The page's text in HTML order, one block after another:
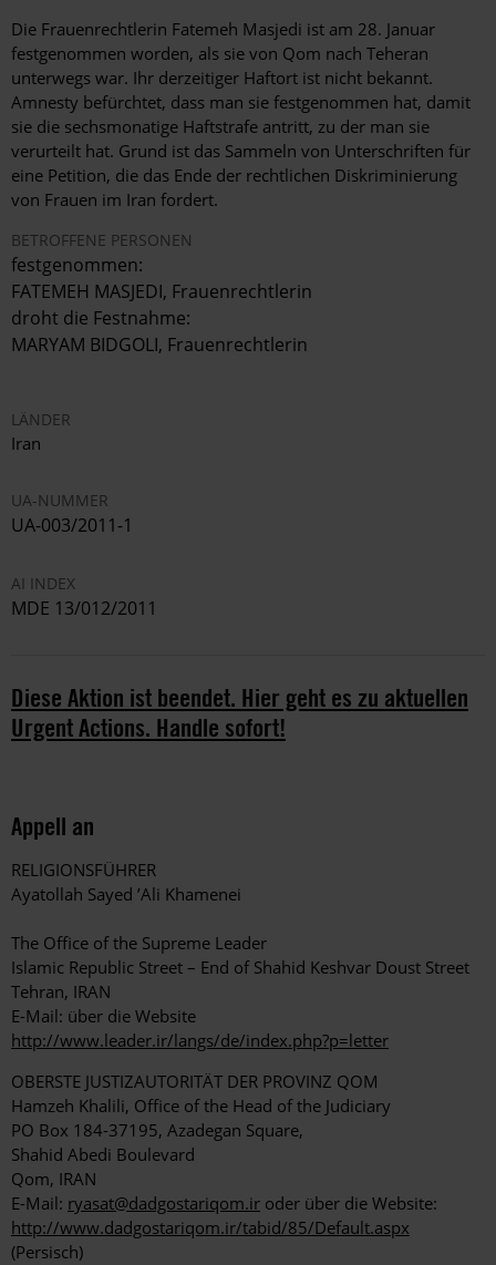
Die Frauenrechtlerin Fatemeh Masjedi ist am 28. Januar
festgenommen worden, als sie von Qom nach Teheran
unterwegs war. Ihr derzeitiger Haftort ist nicht bekannt.
Amnesty befürchtet, dass man sie festgenommen hat, damit
sie die sechsmonatige Haftstrafe antritt, zu der man sie
verurteilt hat. Grund ist das Sammeln von Unterschriften für
eine Petition, die das Ende der rechtlichen Diskriminierung
von Frauen im Iran fordert.
BETROFFENE PERSONEN
festgenommen:
FATEMEH MASJEDI, Frauenrechtlerin
droht die Festnahme:
MARYAM BIDGOLI, Frauenrechtlerin
LÄNDER
Iran
UA-NUMMER
UA-003/2011-1
AI INDEX
MDE 13/012/2011
Diese Aktion ist beendet. Hier geht es zu aktuellen
Urgent Actions. Handle sofort!
Appell an
RELIGIONSFÜHRER
Ayatollah Sayed ’Ali Khamenei
The Office of the Supreme Leader
Islamic Republic Street – End of Shahid Keshvar Doust Street
Tehran, IRAN
E-Mail: über die Website
http://www.leader.ir/langs/de/index.php?p=letter
OBERSTE JUSTIZAUTORITÄT DER PROVINZ QOM
Hamzeh Khalili, Office of the Head of the Judiciary
PO Box 184-37195, Azadegan Square,
Shahid Abedi Boulevard
Qom, IRAN
E-Mail: ryasat@dadgostariqom.ir oder über die Website:
http://www.dadgostariqom.ir/tabid/85/Default.aspx
(Persisch)